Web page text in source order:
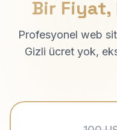
Bir Fiyat,
Profesyonel web
Gizli ücret yok,